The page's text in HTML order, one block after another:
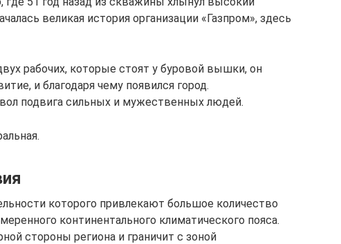
великая история организации «Газпром», здесь
рабочих, которые стоят у буровой вышки, он
и благодаря чему появился город.
подвига сильных и мужественных людей.
которого привлекают большое количество
континентального климатического пояса.
стороны региона и граничит с зоной